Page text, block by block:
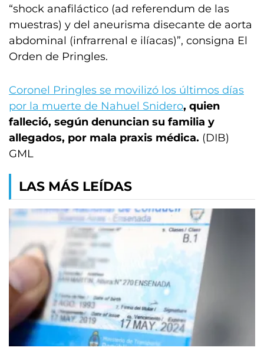
“shock anafiláctico (ad referendum de las
muestras) y del aneurisma disecante de aorta
abdominal (infrarrenal e ilíacas)”, consigna El
Orden de Pringles.
Coronel Pringles se movilizó los últimos días
por la muerte de Nahuel Snidero, quien
falleció, según denuncian su familia y
allegados, por mala praxis médica. (DIB)
GML
LAS MÁS LEÍDAS